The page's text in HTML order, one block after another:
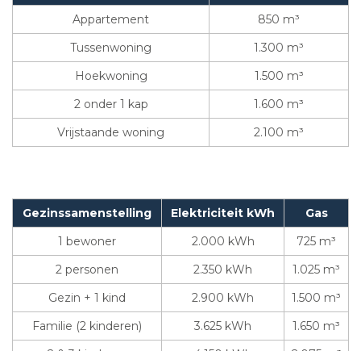
Appartement
850 m³
Tussenwoning
1.300 m³
Hoekwoning
1.500 m³
2 onder 1 kap
1.600 m³
Vrijstaande woning
2.100 m³
Gezinssamenstelling Elektriciteit kWh
Gas
1 bewoner
2.000 kWh
725 m³
2 personen
2.350 kWh
1.025 m³
Gezin + 1 kind
2.900 kWh
1.500 m³
Familie (2 kinderen)
3.625 kWh
1.650 m³